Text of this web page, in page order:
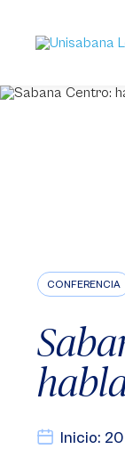
contenido
principal
CONFERENCIA
Inicio: